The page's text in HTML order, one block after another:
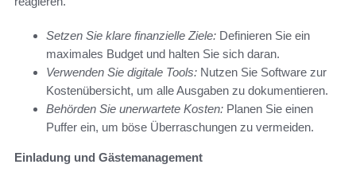
Setzen Sie klare finanzielle Ziele: Definieren Sie ein
maximales Budget und halten Sie sich daran.
Verwenden Sie digitale Tools: Nutzen Sie Software zur
Kostenübersicht, um alle Ausgaben zu dokumentieren.
Behörden Sie unerwartete Kosten: Planen Sie einen
Puffer ein, um böse Überraschungen zu vermeiden.
Einladung und Gästemanagement